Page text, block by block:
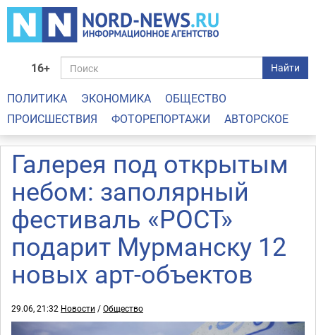
16+ Найти
ПОЛИТИКА ЭКОНОМИКА
ОБЩЕСТВО
ПРОИСШЕСТВИЯ
ФОТОРЕПОРТАЖИ АВТОРСКОЕ
Галерея под открытым
небом: заполярный
фестиваль «РОСТ»
подарит Мурманску 12
новых арт-объектов
29.06, 21:32 Новости /Общество